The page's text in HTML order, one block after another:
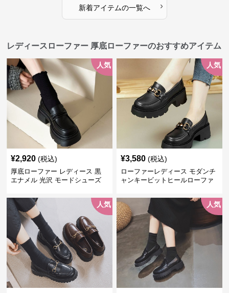
新着アイテムの一覧へ ›
レディースローファー 厚底ローファーのおすすめアイテム
人気
¥2,920 (税込)
厚底ローファー レディース 黒
エナメル 光沢 モードシューズ
人気
¥3,580 (税込)
ローファーレディース モダンチ
ャンキービットヒールローファ
人気 人気